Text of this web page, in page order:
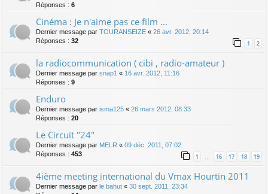
Réponses : 6
Cinéma : Je n'aime pas ce film ...
Dernier message par TOURANSEIZE « 26 avr. 2012, 20:14
Réponses : 32 1 2
la radiocommunication ( cibi , radio-amateur )
Dernier message par snap1 « 16 avr. 2012, 11:16
Réponses : 9
Enduro
Dernier message par isma125 « 26 mars 2012, 08:33
Réponses : 20
Le Circuit "24"
Dernier message par MELR « 09 déc. 2011, 07:02
Réponses : 453 1 16 17 18 19
4ième meeting international du Vmax Hourtin 2011
Dernier message par le bahut « 30 sept. 2011, 23:34